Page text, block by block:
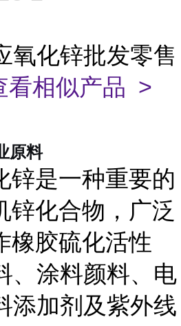
氧化锌批发零售
看相似产品 >
原料
锌是一种重要的
锌化合物，广泛
橡胶硫化活性
、涂料颜料、电
添加剂及紫外线